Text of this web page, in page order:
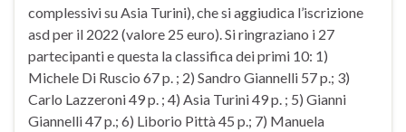
complessivi su Asia Turini), che si aggiudica l’iscrizione
asd per il 2022 (valore 25 euro). Si ringraziano i 27
partecipanti e questa la classifica dei primi 10: 1)
Michele Di Ruscio 67 p. ; 2) Sandro Giannelli 57 p.; 3)
Carlo Lazzeroni 49 p. ; 4) Asia Turini 49 p. ; 5) Gianni
Giannelli 47 p.; 6) Liborio Pittà 45 p.; 7) Manuela